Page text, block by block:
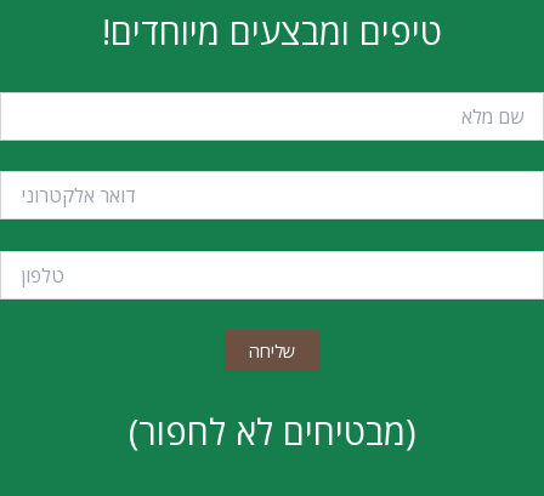
טיפים ומבצעים מיוחדים!
(מבטיחים לא לחפור)